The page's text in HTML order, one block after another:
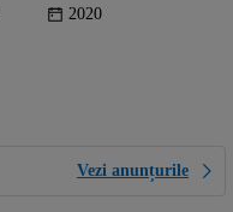
2020
Vezi anunțurile